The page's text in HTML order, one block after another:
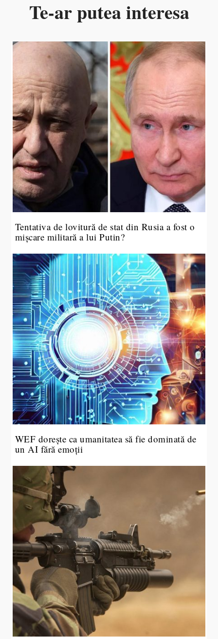
Te-ar putea interesa
Tentativa de lovitură de stat din Rusia a fost o
mișcare militară a lui Putin?
WEF dorește ca umanitatea să fie dominată de
un AI fără emoții